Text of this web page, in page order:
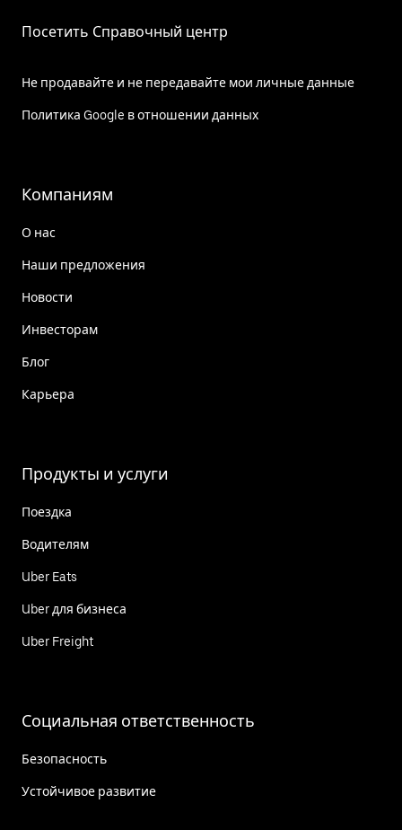
Посетить Справочный центр
Не продавайте и не передавайте мои личные данные
Политика Google в отношении данных
Компаниям
О нас
Наши предложения
Новости
Инвесторам
Блог
Карьера
Продукты и услуги
Поездка
Водителям
Uber Eats
Uber для бизнеса
Uber Freight
Социальная ответственность
Безопасность
Устойчивое развитие